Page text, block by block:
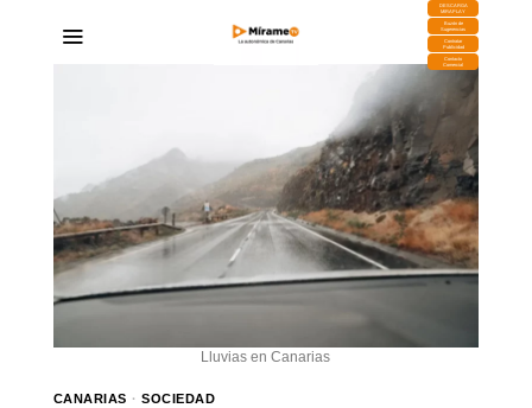
DESCARGA
MIRAPLAY
Buzón de
Sugerencias
Contratar
Publicidad
Contacto
Comercial
Lluvias en Canarias
CANARIAS · SOCIEDAD